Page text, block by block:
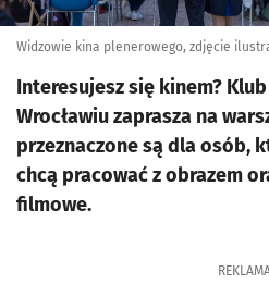
Widzowie kina plenerowego, zdjęcie
Interesujesz się kinem?
Wrocławiu zaprasza na
przeznaczone są dla osób,
chcą pracować z obrazem
filmowe.